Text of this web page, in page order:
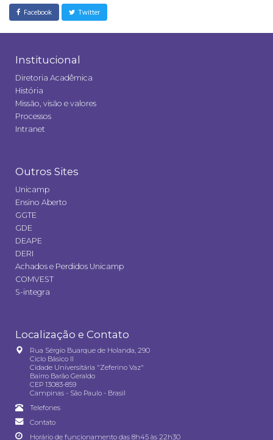
Facebook Twitter
Institucional
Diretoria Acadêmica
História
Missão, visão e valores
Processos
Intranet
Outros Sites
Unicamp
Ensino Aberto
GGTE
GDE
DEAPE
DERI
Achados e Perdidos Unicamp
COMVEST
S-integra
Localização e Contato
Rua Sérgio Buarque de Holanda, 290
Ciclo Básico II
Cidade Universitária "Zeferino Vaz"
Bairro Barão Geraldo
CEP 13083-859
Campinas - São Paulo - Brasil
Telefones
Contato
Horário de funcionamento das 8h45 às 22h30